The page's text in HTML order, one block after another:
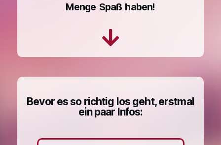
Menge Spaß haben!
Bevor es so richtig los geht, erstmal
ein paar Infos: